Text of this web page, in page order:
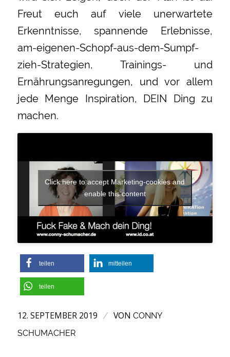
Freut euch auf viele unerwartete
Erkenntnisse, spannende Erlebnisse,
am-eigenen-Schopf-aus-dem-Sumpf-
zieh-Strategien, Trainings- und
Ernährungsanregungen, und vor allem
jede Menge Inspiration, DEIN Ding zu
machen.
Click here to accept Marketing-cookies and
enable this content
teilen mitteilen
teilen
12. SEPTEMBER 2019 / VON CONNY
SCHUMACHER